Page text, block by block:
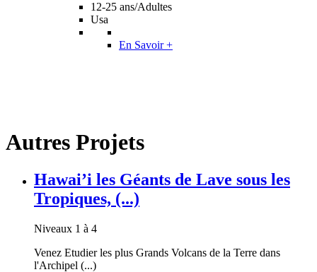
12-25 ans/Adultes
Usa
En Savoir +
Autres Projets
Hawai’i les Géants de Lave sous les
Tropiques, (...)
Niveaux 1 à 4
Venez Etudier les plus Grands Volcans de la Terre dans
l'Archipel (...)